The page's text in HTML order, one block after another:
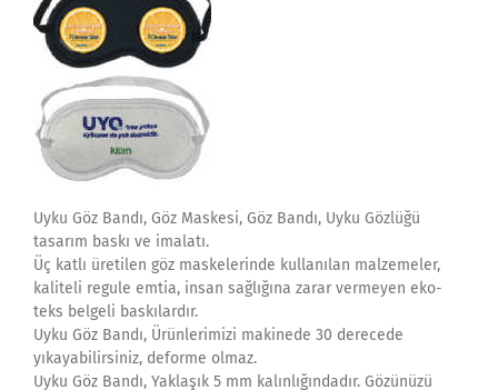
Uyku Göz Bandı, Göz Maskesi, Göz Bandı, Uyku Gözlüğü
tasarım baskı ve imalatı.
Üç katlı üretilen göz maskelerinde kullanılan malzemeler,
kaliteli regule emtia, insan sağlığına zarar vermeyen eko-
teks belgeli baskılardır.
Uyku Göz Bandı, Ürünlerimizi makinede 30 derecede
yıkayabilirsiniz, deforme olmaz.
Uyku Göz Bandı, Yaklaşık 5 mm kalınlığındadır. Gözünüzü